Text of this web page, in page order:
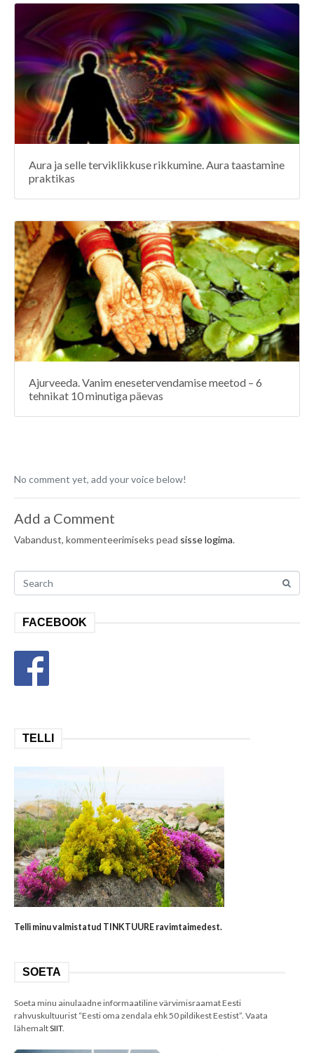
Aura ja selle terviklikkuse rikkumine. Aura taastamine
praktikas
Ajurveeda. Vanim enesetervendamise meetod – 6
tehnikat 10 minutiga päevas
No comment yet, add your voice below!
Add a Comment
Vabandust, kommenteerimiseks pead sisse logima.
FACEBOOK
TELLI
Telli minu valmistatud TINKTUURE ravimtaimedest.
SOETA
Soeta minu ainulaadne informaatiline värvimisraamat Eesti
rahvuskultuurist “Eesti oma zendala ehk 50 pildikest Eestist”. Vaata
lähemaltSIIT.